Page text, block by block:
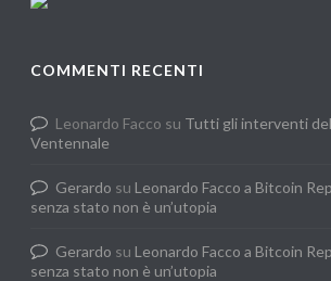
COMMENTI RECENTI
Leonardo Facco su Tutti gli interventi
Ventennale
Gerardo su Leonardo Facco a Bitcoin
senza stato non è un’utopia
Gerardo su Leonardo Facco a Bitcoin
senza stato non è un’utopia